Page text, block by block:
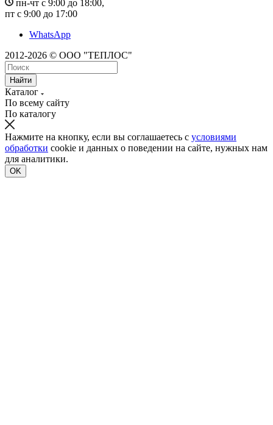
пн-чт с 9:00 до 18:00,
пт с 9:00 до 17:00
WhatsApp
2012-2026 © ООО "ТЕПЛОС"
Найти
Каталог
По всему сайту
По каталогу
Нажмите на кнопку, если вы соглашаетесь с условиями
обработки cookie и данных о поведении на сайте, нужных нам
для аналитики.
OK